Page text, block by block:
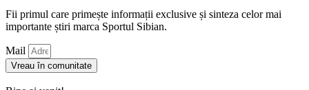
Fii primul care primește informații exclusive și sinteza celor mai
importante știri marca Sportul Sibian.
Mail
Vreau în comunitate